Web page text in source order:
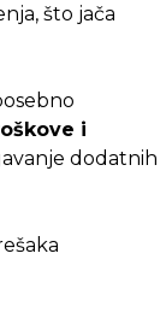
što jača
i
dodatnih